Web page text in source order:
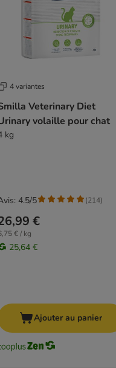
4 variantes
Veterinary Diet
volaille pour chat
kg
€
€ / kg
25,64 €
4.5/5 (214)
Ajouter au panier